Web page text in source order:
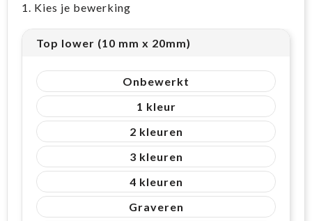
1. Kies je bewerking
Top lower (10 mm x 20mm)
Onbewerkt
1
2
3
4
Graveren